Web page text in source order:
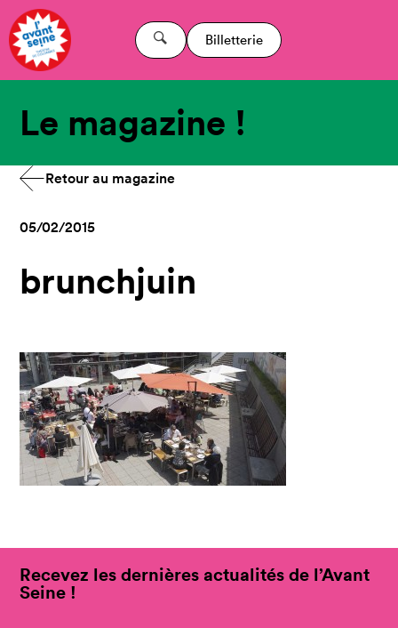
Billetterie
Le magazine !
Retour au magazine
05/02/2015
brunchjuin
Recevez les dernières actualités de l’Avant
Seine !